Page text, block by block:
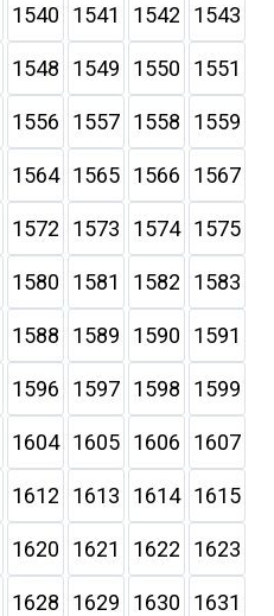
1540 1541 1542 1543
1548 1549 1550 1551
1556 1557 1558 1559
1564 1565 1566 1567
1572 1573 1574 1575
1580 1581 1582 1583
1588 1589 1590 1591
1596 1597 1598 1599
1604 1605 1606 1607
1612 1613 1614 1615
1620 1621 1622 1623
1628 1629 1630 1631